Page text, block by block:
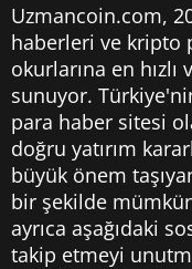
Uzmancoin.com,
haberleri ve kripto
okurlarına en
sunuyor.
para haber sitesi
doğru yatırım
büyük önem
bir şekilde
ayrıca aşağıdaki
takip etmeyi